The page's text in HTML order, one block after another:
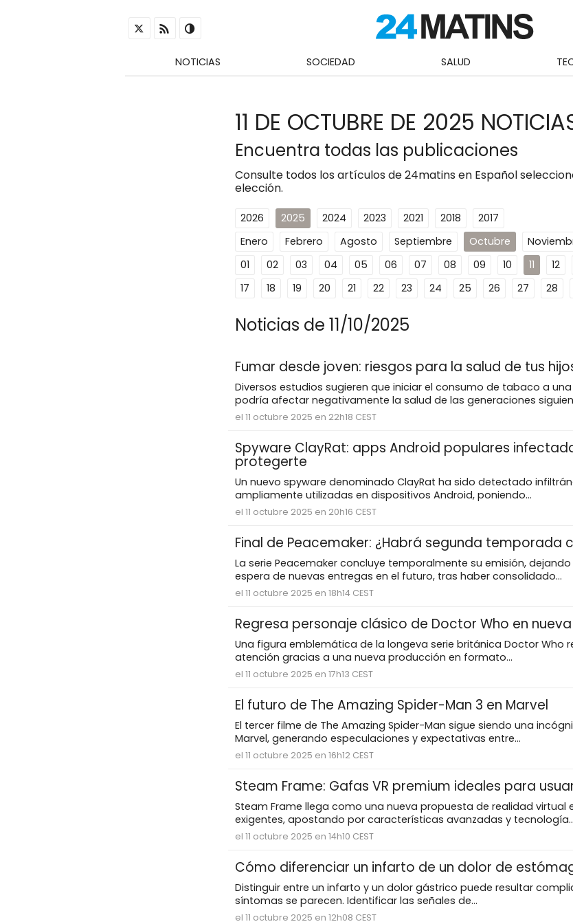
NOTICIAS SOCIEDAD SALUD
11 DE OCTUBRE DE 2025
Encuentra todas las publicaciones
Consulte todos los artículos de 24matins en Español
elección.
2026 2025 2024 2023 2021 2018
2017
Enero
Febrero Agosto Septiembre Octubre
01
02 03 04 05 06 07 08 09 10 11 12
17
18 19 20 21 22 23 24 25 26 27 28
Noticias de 11/10/2025
Fumar desde joven: riesgos para la salud de tus
Diversos estudios sugieren que iniciar el consumo de tabaco a
podría afectar negativamente la salud de las generaciones
el 11 octubre 2025 en 22h18 CEST
Spyware ClayRat: apps Android populares
protegerte
Un nuevo spyware denominado ClayRat ha sido detectado
ampliamente utilizadas en dispositivos Android, poniendo...
el 11 octubre 2025 en 20h16 CEST
Final de Peacemaker: ¿Habrá segunda temporada
La serie Peacemaker concluye temporalmente su emisión,
espera de nuevas entregas en el futuro, tras haber consolidado...
el 11 octubre 2025 en 18h14 CEST
Regresa personaje clásico de Doctor Who en
Una figura emblemática de la longeva serie británica Doctor Who
atención gracias a una nueva producción en formato...
el 11 octubre 2025 en 17h13 CEST
El futuro de The Amazing Spider-Man 3 en Marvel
El tercer filme de The Amazing Spider-Man sigue siendo una
Marvel, generando especulaciones y expectativas entre...
el 11 octubre 2025 en 16h12 CEST
Steam Frame: Gafas VR premium ideales para
Steam Frame llega como una nueva propuesta de realidad virtual
exigentes, apostando por características avanzadas y
el 11 octubre 2025 en 14h10 CEST
Cómo diferenciar un infarto de un dolor de
Distinguir entre un infarto y un dolor gástrico puede resultar
síntomas se parecen. Identificar las señales de...
el 11 octubre 2025 en 12h08 CEST